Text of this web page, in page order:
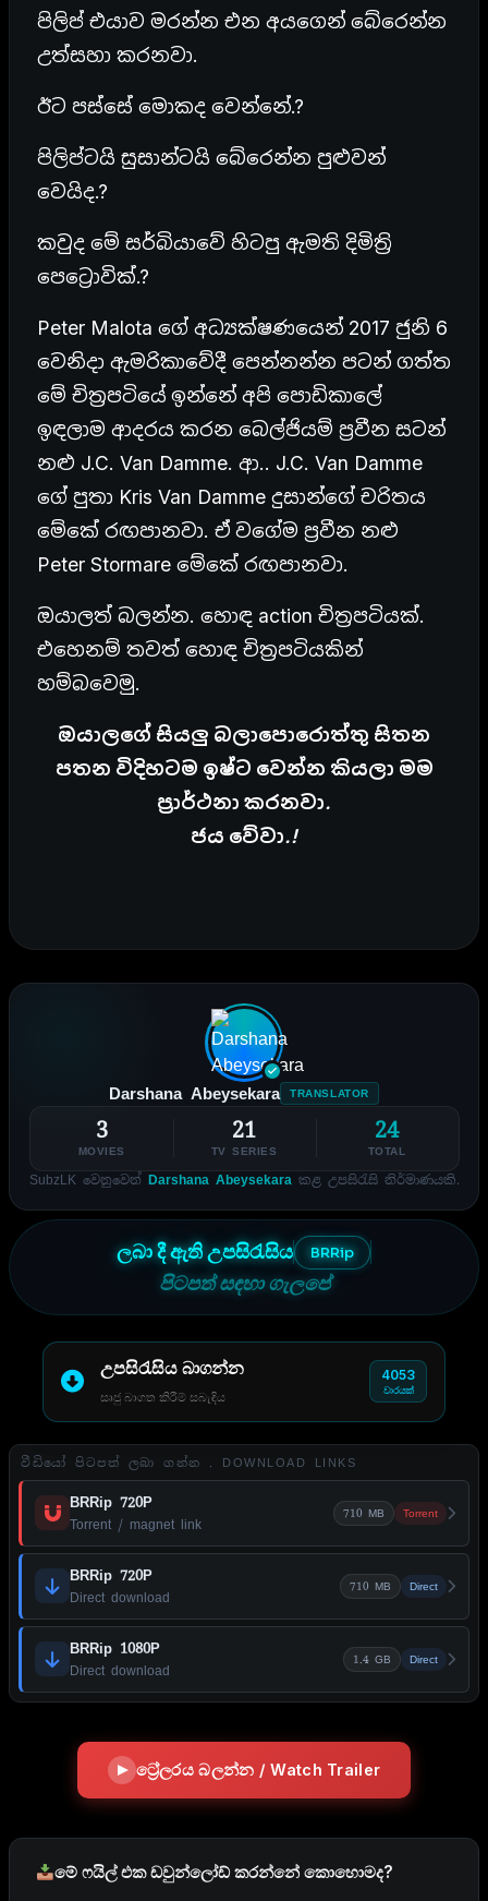
පිලිප් එයාව මරන්න එන අයගෙන් බේරෙන්න
උත්සහා කරනවා.
ඊට පස්සේ මොකද වෙන්නේ.?
පිලිප්ටයි සුසාන්ටයි බේරෙන්න පුළුවන්
වෙයිද.?
කවුද මේ සර්බියාවේ හිටපු ඇමති දිමිත්‍රි
පෙට්‍රොවික්.?
Peter Malota ගේ අධ්‍යක්ෂණයෙන් 2017 ජුනි 6
වෙනිදා ඇමරිකාවේදී පෙන්නන්න පටන් ගත්ත
මේ චිත්‍රපටියේ ඉන්නේ අපි පොඩිකාලේ
ඉඳලාම ආදරය කරන බෙල්ජියම් ප්‍රවීන සටන්
නළු J.C. Van Damme. ආ.. J.C. Van Damme
ගේ පුතා Kris Van Damme දුසාන්ගේ චරිතය
මේකේ රඟපානවා. ඒ වගේම ප්‍රවීන නළු
Peter Stormare මේකේ රඟපානවා.
ඔයාලත් බලන්න. හොඳ action චිත්‍රපටියක්.
එහෙනම් තවත් හොඳ චිත්‍රපටියකින්
හම්බවෙමු.
ඔයාලගේ සියලු බලාපොරොත්තු සිතන
පතන විදිහටම ඉෂ්ට වෙන්න කියලා මම
ප්‍රාර්ථනා කරනවා.
ජය වේවා.!
Darshana Abeysekara TRANSLATOR
3
MOVIES
21
TV SERIES
24
TOTAL
SubzLK වෙනුවෙන් Darshana Abeysekaraකළ උපසිරැසි නිර්මාණයකි.
ලබා දී ඇති උපසිරැසිය BRRip
පිටපත් සඳහා ගැලපේ
උපසිරැසිය බාගන්න
සෘජු බාගත කිරීම් සබැඳිය
4053
වාරයක්
වීඩියෝ පිටපත් ලබා ගන්න . DOWNLOAD LINKS
BRRip 720P
Torrent / magnet link
710 MB Torrent
BRRip 720P
Direct download
710 MB Direct
BRRip 1080P
Direct download
1.4 GB Direct
ට්‍රේලරය බලන්න / Watch Trailer
මේ ෆයිල් එක ඩවුන්ලෝඩ් කරන්නේ කොහොමද?